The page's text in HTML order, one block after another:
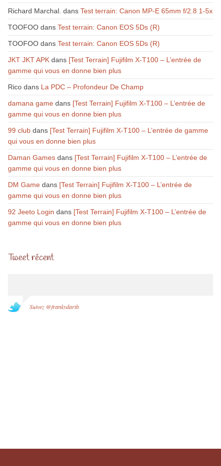
Richard Marchal. dans Test terrain: Canon MP-E 65mm f/2.8 1-5x
TOOFOOdans Test terrain: Canon EOS 5Ds (R)
TOOFOOdans Test terrain: Canon EOS 5Ds (R)
JKT JKT APKdans [Test Terrain] Fujifilm X-T100 – L’entrée de
gamme qui vous en donne bien plus
Ricodans La PDC – Profondeur De Champ
damana gamedans [Test Terrain] Fujifilm X-T100 – L’entrée de
gamme qui vous en donne bien plus
99 clubdans [Test Terrain] Fujifilm X-T100 – L’entrée de gamme
qui vous en donne bien plus
Daman Gamesdans [Test Terrain] Fujifilm X-T100 – L’entrée de
gamme qui vous en donne bien plus
DM Gamedans [Test Terrain] Fujifilm X-T100 – L’entrée de
gamme qui vous en donne bien plus
92 Jeeto Login dans [Test Terrain] Fujifilm X-T100 – L’entrée de
gamme qui vous en donne bien plus
Tweet récent
Suivez @frankydarth